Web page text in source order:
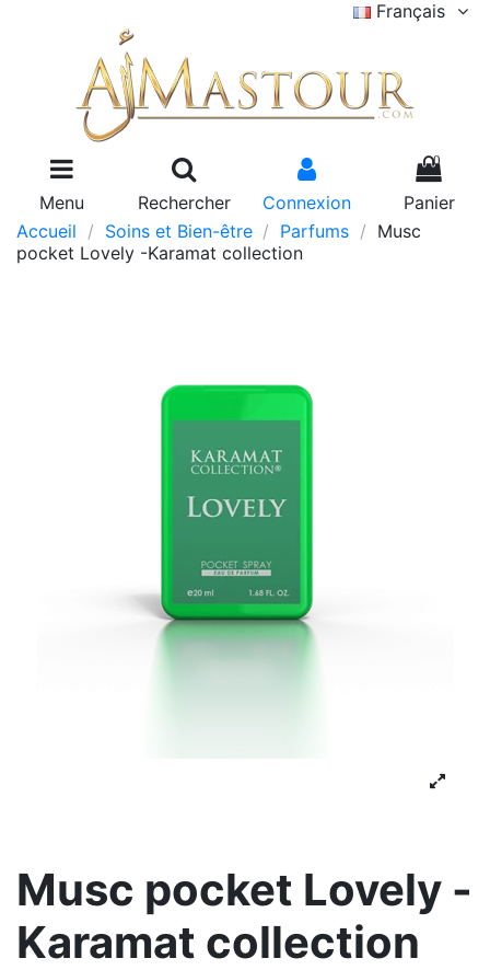
Français
Menu Rechercher Connexion
0
Panier
Accueil
Soins et Bien-être Parfums
Musc
pocket Lovely -Karamat collection
Musc pocket Lovely -
Karamat collection